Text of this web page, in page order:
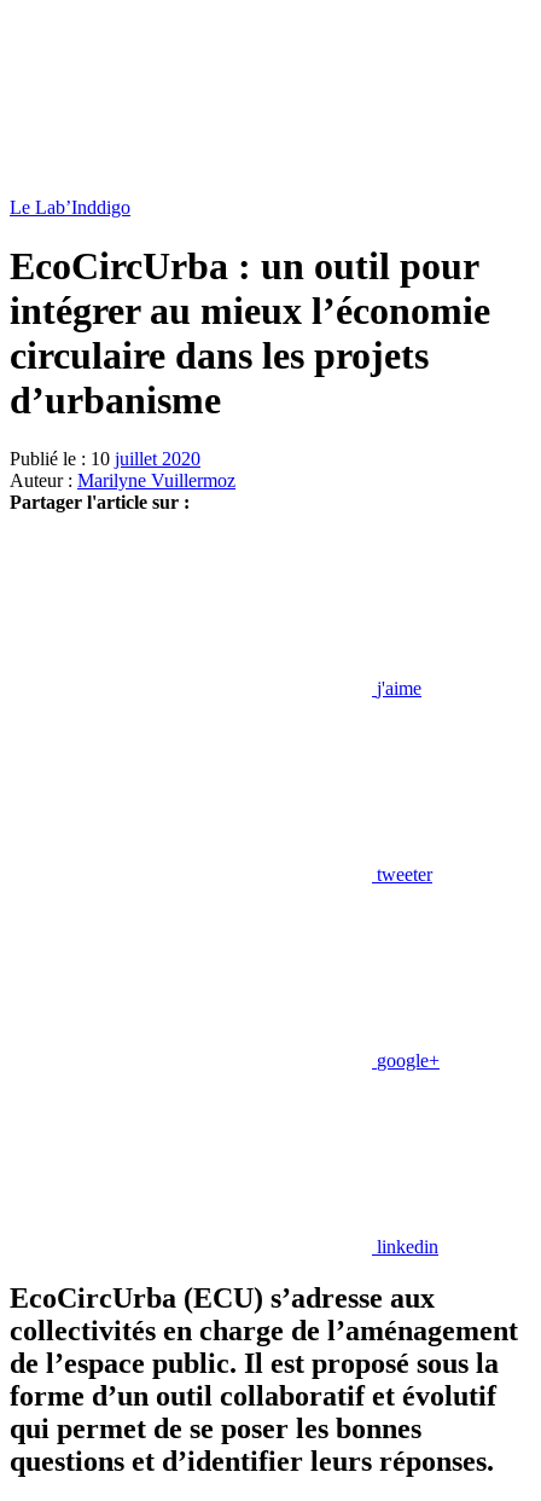
Le Lab’Inddigo
EcoCircUrba : un outil pour
intégrer au mieux l’économie
circulaire dans les projets
d’urbanisme
Publié le : 10 juillet 2020
Auteur : Marilyne Vuillermoz
Partager l'article sur :
j'aime
tweeter
google+
linkedin
EcoCircUrba (ECU) s’adresse aux
collectivités en charge de l’aménagement
de l’espace public. Il est proposé sous la
forme d’un outil collaboratif et évolutif
qui permet de se poser les bonnes
questions et d’identifier leurs réponses.